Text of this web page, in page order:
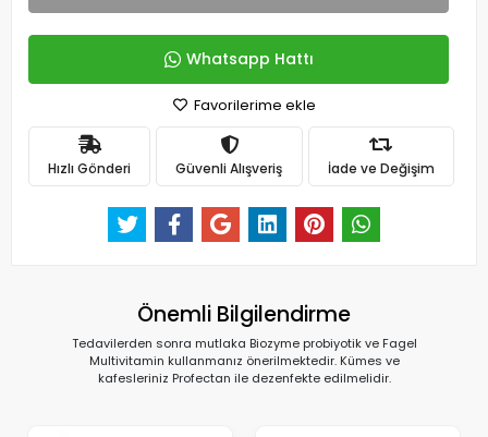
Whatsapp Hattı
Favorilerime ekle
Hızlı Gönderi Güvenli Alışveriş İade ve Değişim
Önemli Bilgilendirme
Tedavilerden sonra mutlaka Biozyme probiyotik ve Fagel
Multivitamin kullanmanız önerilmektedir. Kümes ve
kafesleriniz Profectan ile dezenfekte edilmelidir.